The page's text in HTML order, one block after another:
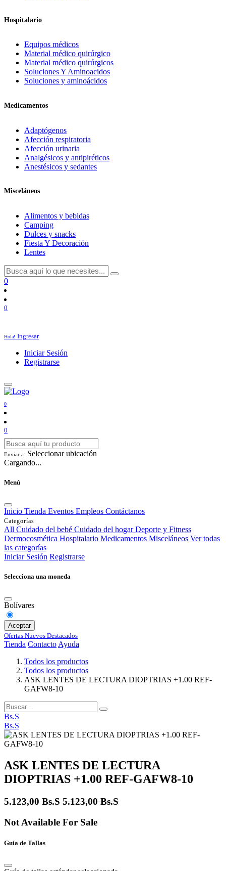
Hospitalario
Equipos médicos
Material médico quirúrgico
Material médico quirúrgicos
Soluciones Y Aminoacidos
Soluciones y aminoácidos
Medicamentos
Adaptógenos
Afección respiratoria
Afección urinaria
Analgésicos y antipiréticos
Anestésicos y sedantes
Misceláneos
Alimentos y bebidas
Camping
Dulces y snacks
Fiesta Y Decoración
Lentes
0
0
Hola! Ingresar
Iniciar Sesión
Registrarse
0
0
Enviar a: Seleccionar ubicación
Cargando...
Menú
Inicio Tienda Eventos Empleos Contáctanos
Categorías
All Cuidado del bebé Cuidado del hogar Deporte y Fitness
Dermocosmética Hospitalario Medicamentos Misceláneos Ver todas
las categorías
Iniciar Sesión Registrarse
Selecciona una moneda
Bolívares
Aceptar
Ofertas Nuevos Destacados
Tienda Contacto Ayuda
Todos los productos
Todos los productos
ASK LENTES DE LECTURA DIOPTRIAS +1.00 REF-
GAFW8-10
Bs.S
Bs.S
ASK LENTES DE LECTURA
DIOPTRIAS +1.00 REF-GAFW8-10
5.123,00 Bs.S 5.123,00Bs.S
Not Available For Sale
Guía de Tallas